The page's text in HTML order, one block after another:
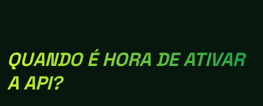
QUANDO É HORA DE ATIVAR
A API?